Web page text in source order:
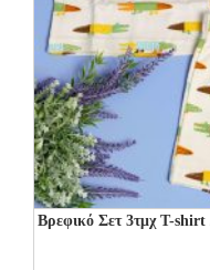
Βρεφικό Σετ 3τμχ T-